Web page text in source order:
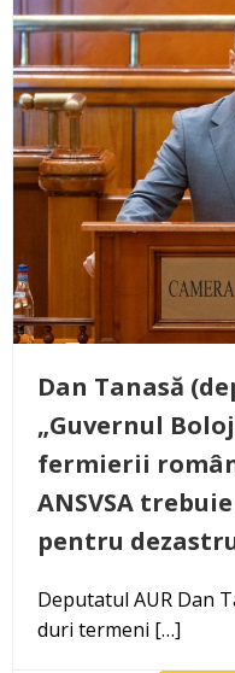
Dan Tanasă
„Guvernul
fermierii
ANSVSA
pentru
Deputatul AUR Dan
duri termeni […]